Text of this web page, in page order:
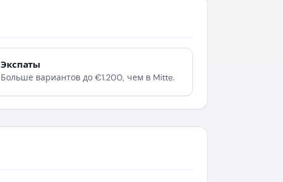
Экспаты
Больше вариантов до €1.200, чем в Mitte.